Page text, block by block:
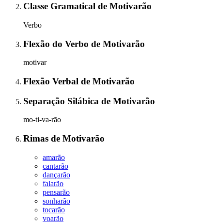
Classe Gramatical de Motivarão
Verbo
Flexão do Verbo de Motivarão
motivar
Flexão Verbal de Motivarão
Separação Silábica de Motivarão
mo-ti-va-rão
Rimas de Motivarão
amarão
cantarão
dançarão
falarão
pensarão
sonharão
tocarão
voarão